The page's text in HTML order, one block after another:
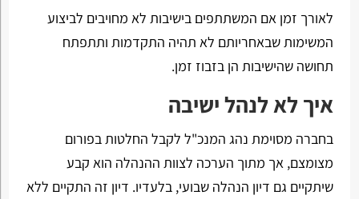
לאורך זמן אם המשתתפים בישיבות לא מחויבים לביצוע
המשימות שבאחריותם לא תהיה התקדמות ותתפתח
תחושה שהישיבות הן בזבוז זמן.
איך לא לנהל ישיבה
בחברה מסוימת נהג המנכ"ל לקבל החלטות בפורום
מצומצם, אך מתוך הערכה לצוות ההנהלה הוא קבע
שיתקיים גם דיון הנהלה שבועי, בלעדיו. דיון זה התקיים ללא